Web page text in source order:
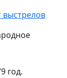
выстрелов
год.